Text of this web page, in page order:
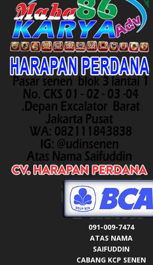
091-009-7474
ATAS NAMA
SAIFUDDIN
CABANG KCP SENEN